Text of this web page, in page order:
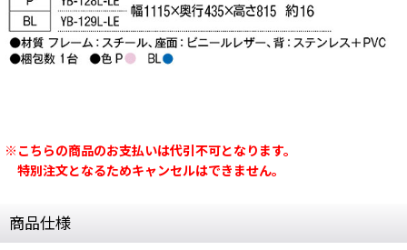
※こちらの商品のお支払いは代引不可となります。
特別注文となるためキャンセルはできません。
商品仕様